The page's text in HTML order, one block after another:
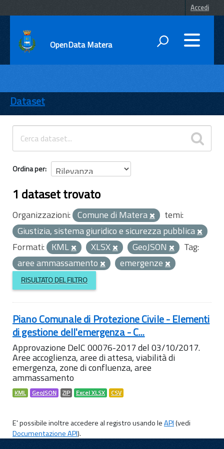
Accedi
OpenData Matera
ENTI
TEMI
INFORMAZIONI
Dataset
Ordina per
1 dataset trovato
Organizzazioni: Comune di Matera
temi:
Giustizia, sistema giuridico e sicurezza pubblica
Formati: KML XLSX GeoJSON
Tag:
aree ammassamento
emergenze
RISULTATO DEL FILTRO
Piano Comunale di Protezione Civile - Elementi
di gestione dell'emergenza - C...
Approvazione DelC 00076-2017 del 03/10/2017.
Aree accoglienza, aree di attesa, viabilità di
emergenza, zone di confluenza, aree
ammassamento
KML GeoJSON ZIP Excel XLSX CSV
E' possibile inoltre accedere al registro usando leAPI(vedi
Documentazione API).